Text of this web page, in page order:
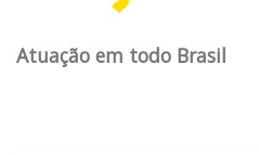
Atuação em todo Brasil